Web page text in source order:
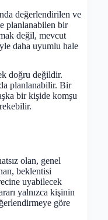
değerlendirilen ve
planlanabilen bir
değil, mevcut
daha uyumlu hale
doğru değildir.
planlanabilir. Bir
bir kişide komşu
olan, genel
beklentisi
uyabilecek
yalnızca kişinin
göre